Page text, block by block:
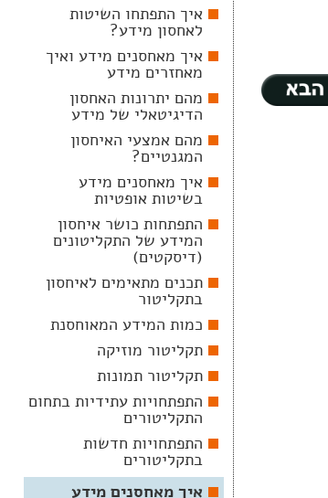
איך התפתחו השיטות
לאחסון מידע?
איך מאחסנים מידע ואיך
מאחזרים מידע
מהם יתרונות האחסון
הדיגיטאלי של מידע
מהם אמצעי האיחסון
המגנטיים?
איך מאחסנים מידע
בשיטות אופטיות
התפתחות כושר איחסון
המידע של התקליטונים
(דיסקטים)
תכנים מתאימים לאיחסון
בתקליטור
כמות המידע המאוחסנת
תקליטור מוזיקה
תקליטור תמונות
התפתחויות עתידיות בתחום
התקליטורים
התפתחויות חדשות
בתקליטורים
איך מאחסנים מידע